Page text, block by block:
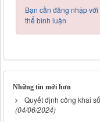
Bạn cần đăng nhập với
thể bình luận
Những tin mới hơn
Quyết định công khai
(04/06/2024)